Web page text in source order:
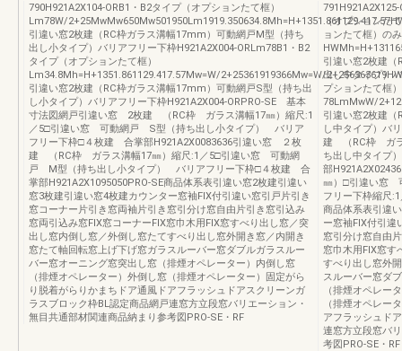
790H921A2X104-ORB1・B2タイプ（オプションたて框）
Lm78W/
引違い窓2枚建（RC枠ガラス溝幅17mm）可動網戸M型（持ち
出し小タイプ）バリアフリー下枠H921A2X004-ORLm78B1・B2
タイプ（オプションたて框）
Lm34.8Mh=H+1351.861129.417.57Mw=W/2+25361919366Mw=W/2+256363619HW
引違い窓2枚建（RC枠ガラス溝幅17mm）可動網戸S型（持ち出
し小タイプ）バリアフリー下枠H921A2X004-ORPRO-SE 基本
寸法図網戸引違い窓 2枚建 （RC枠 ガラス溝幅17㎜）縮尺:1
／5□引違い窓 可動網戸 S型（持ち出し小タイプ） バリア
フリー下枠□４枚建 合掌部H921A2X0083636引違い窓 ２枚
建 （RC枠 ガラス溝幅17㎜）縮尺:1／5□引違い窓 可動網
戸 M型（持ち出し小タイプ） バリアフリー下枠□４枚建 合
掌部H921A2X1095050PRO-SE商品体系表引違い窓2枚建引違い
窓3枚建引違い窓4枚建カウンター窓袖FIX付引違い窓引戸片引き
窓コーナー片引き窓両袖片引き窓引分け窓自由片引き窓引込み
窓両引込み窓FIX窓コーナーFIX窓巾木用FIX窓すべり出し窓／突
出し窓内倒し窓／外倒し窓たてすべり出し窓外開き窓／内開き
窓たて軸回転窓上げ下げ窓ガラスルーバー窓ダブルガラスルー
バー窓オーニング窓突出し窓（排煙オペレーター）内倒し窓
（排煙オペレーター）外倒し窓（排煙オペレーター）固定がら
り脱着がらりかまちドア通風ドアフラッシュドアスクリーンガ
ラスブロック枠BL認定商品網戸連窓方立段窓バリエーション・
無目共通部材関連商品納まり参考図PRO-SE・RF
（オプションた
ョンたて框）の
引違い窓2枚建
出し中タイプ）
プションたて框）
78LmMwW/
引違い窓2枚建
し中タイプ）バ
建 （RC枠 ガ
ち出し中タイプ
部
㎜）□引違い窓
フリー下枠縮尺
商品体系表引違
ー窓袖FIX付引違
窓引分け窓自由
窓巾木用FIX窓す
すべり出し窓外
スルーバー窓ダ
（排煙オペレー
（排煙オペレー
アフラッシュド
連窓方立段窓バ
考図PRO-SE・RF